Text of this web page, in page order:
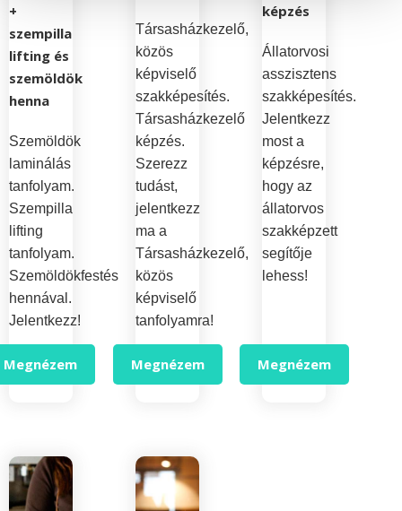
+
szempilla
lifting és
szemöldök
henna
Szemöldök
laminálás
tanfolyam.
Szempilla
lifting
tanfolyam.
Szemöldökfestés
hennával.
Jelentkezz!
Megnézem
Társasházkezelő,
közös
képviselő
szakképesítés.
Társasházkezelő
képzés.
Szerezz
tudást,
jelentkezz
ma a
Társasházkezelő,
közös
képviselő
tanfolyamra!
Megnézem
képzés
Állatorvosi
asszisztens
szakképesítés.
Jelentkezz
most a
képzésre,
hogy az
állatorvos
szakképzett
segítője
lehess!
Megnézem